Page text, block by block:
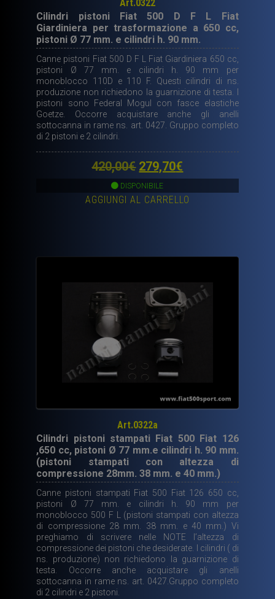
Art.0322
Cilindri pistoni Fiat 500 D F L Fiat
Giardiniera per trasformazione a 650 cc,
pistoni Ø 77 mm. e cilindri h. 90 mm.
Canne pistoni Fiat 500 D F L Fiat Giardiniera 650 cc,
pistoni Ø 77 mm. e cilindri h. 90 mm per
monoblocco 110D e 110 F. Questi cilindri di ns.
produzione non richiedono la guarnizione di testa. I
pistoni sono Federal Mogul con fasce elastiche
Goetze. Occorre acquistare anche gli anelli
sottocanna in rame ns. art. 0427. Gruppo completo
di 2 pistoni e 2 cilindri.
420,00€ Il
prezzo
originale
279,70€
attuale
DISPONIBILE
AGGIUNGI AL CARRELLO
Art.0322a
Cilindri pistoni stampati Fiat 500 Fiat 126
,650 cc, pistoni Ø 77 mm.e cilindri h. 90 mm.
(pistoni stampati con altezza di
compressione 28mm. 38 mm. e 40 mm.)
Canne pistoni stampati Fiat 500 Fiat 126 650 cc,
pistoni Ø 77 mm. e cilindri h. 90 mm per
monoblocco 500 F L (pistoni stampati con altezza
di compressione 28 mm. 38 mm. e 40 mm.) Vi
preghiamo di scrivere nelle NOTE l’altezza di
compressione dei pistoni che desiderate. I cilindri ( di
ns. produzione) non richiedono la guarnizione di
testa. Occorre anche acquistare gli anelli
sottocanna in rame ns. art. 0427.Gruppo completo
di 2 cilindri e 2 pistoni.